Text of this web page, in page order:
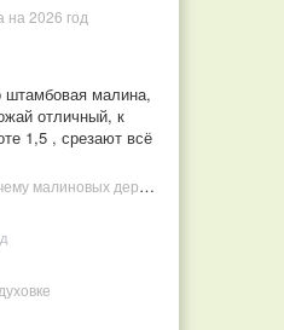
на 2026 год
малина,
отличный, к
1,5 , срезают всё
Товарищи, это РАЗВОД! Почему малиновых деревьев не бывает, или Как ушлые продавцы наживаются на мечтах садоводов